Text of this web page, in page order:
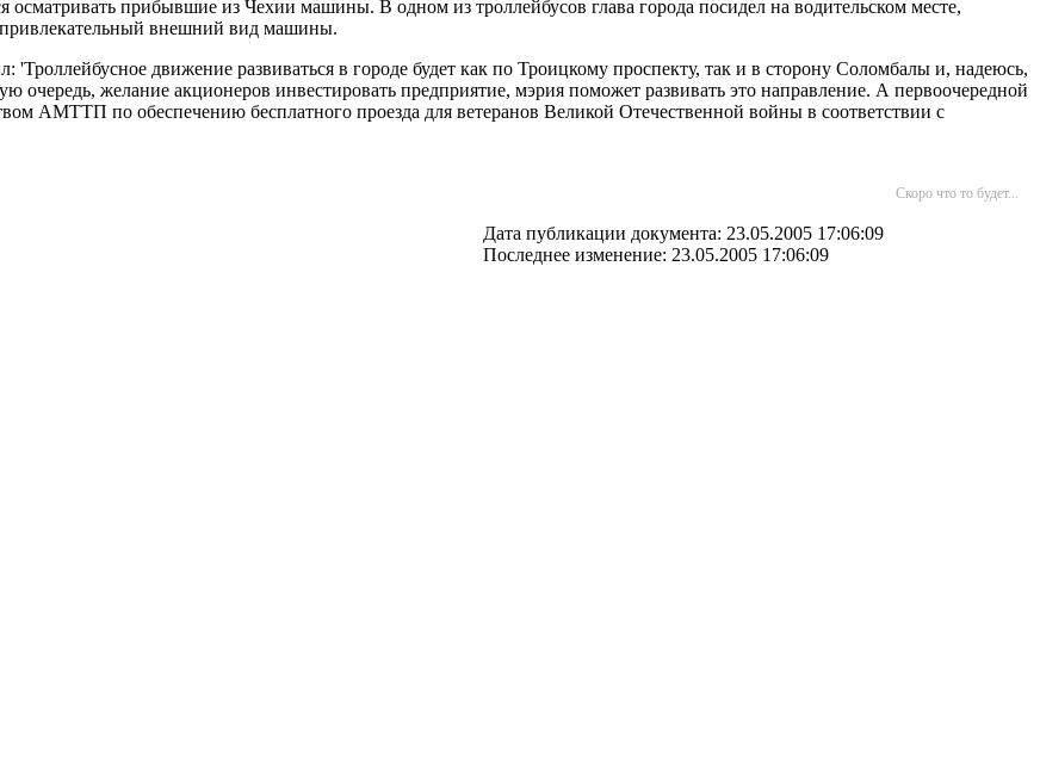
осматривать прибывшие из Чехии машины. В одном из троллейбусов глава города посидел на водительском месте,
привлекательный внешний вид машины.
'Троллейбусное движение развиваться в городе будет как по Троицкому проспекту, так и в сторону Соломбалы и, надеюсь,
очередь, желание акционеров инвестировать предприятие, мэрия поможет развивать это направление. А первоочередной
АМТТП по обеспечению бесплатного проезда для ветеранов Великой Отечественной войны в соответствии с
Скоро что то будет...
Дата публикации документа: 23.05.2005 17:06:09
Последнее изменение: 23.05.2005 17:06:09